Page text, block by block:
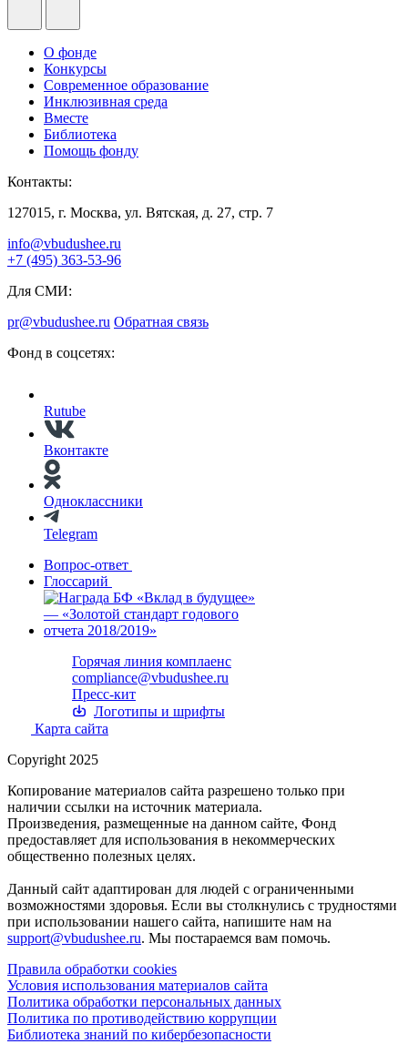
О фонде
Конкурсы
Современное образование
Инклюзивная среда
Вместе
Библиотека
Помощь фонду
Контакты:
127015, г. Москва, ул. Вятская, д. 27, стр. 7
info@vbudushee.ru
+7 (495) 363-53-96
Для СМИ:
pr@vbudushee.ru Обратная связь
Фонд в соцсетях:
Rutube
Вконтакте
Одноклассники
Telegram
Вопрос-ответ
Глоссарий
Горячая линия комплаенс
compliance@vbudushee.ru
Пресс-кит
Логотипы и шрифты
Карта сайта
Copyright 2025
Копирование материалов сайта разрешено только при
наличии ссылки на источник материала.
Произведения, размещенные на данном сайте, Фонд
предоставляет для использования в некоммерческих
общественно полезных целях.
Данный сайт адаптирован для людей с ограниченными
возможностями здоровья. Если вы столкнулись с трудностями
при использовании нашего сайта, напишите нам на
support@vbudushee.ru. Мы постараемся вам помочь.
Правила обработки cookies
Условия использования материалов сайта
Политика обработки персональных данных
Политика по противодействию коррупции
Библиотека знаний по кибербезопасности